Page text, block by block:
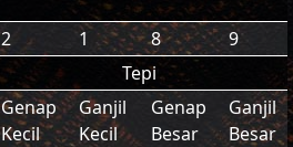
2 1 8
9
Tepi
Genap
Kecil
Ganjil
Kecil
Genap
Besar
Ganjil
Besar